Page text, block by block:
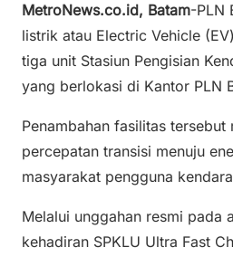
MetroNews.co.id, Batam-PLN
listrik atau Electric Vehicle
tiga unit Stasiun Pengisian
yang berlokasi di Kantor PLN
Penambahan fasilitas
percepatan transisi menuju
masyarakat pengguna
Melalui unggahan resmi pada
kehadiran SPKLU Ultra Fast